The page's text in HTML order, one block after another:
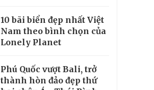
10 bãi biển đẹp nhất Việt
Nam theo bình chọn của
Lonely Planet
Phú Quốc vượt Bali, trở
thành hòn đảo đẹp thứ